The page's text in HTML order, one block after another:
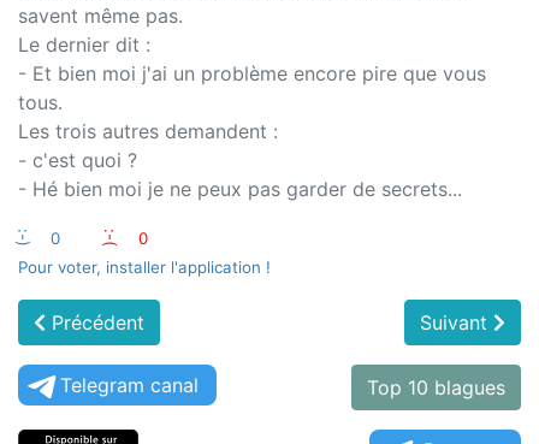
savent même pas.
Le dernier dit :
- Et bien moi j'ai un problème encore pire que vous
tous.
Les trois autres demandent :
- c'est quoi ?
- Hé bien moi je ne peux pas garder de secrets...
:-) 0 :-(
0
Pour voter, installer l'application !
Précédent Suivant
Telegram canal Top 10 blagues